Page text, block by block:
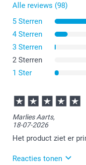
Vermijd het
plastic placemat.
Maak je
voorkomen dat je
Was de placemat
vaatwasser.
Houd de
(zoals pannen of
Alle reviews (98)
5 Sterren
4 Sterren
3 Sterren
2 Sterren
1 Ster
Marlies Aarts,
18-07-2026
Het product ziet er
Reacties tonen